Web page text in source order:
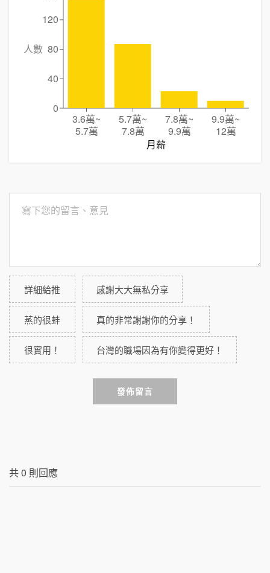
3.6萬~
5.7萬
5.7萬~
7.8萬
7.8萬~
9.9萬
9.9萬~
12萬
月薪
0
40
80
120
人數
詳細給推 感謝大大無私分享
蒸的很蚌 真的非常謝謝你的分享！
很實用！ 台灣的職場因為有你變得更好！
發佈留言
共0 則回應